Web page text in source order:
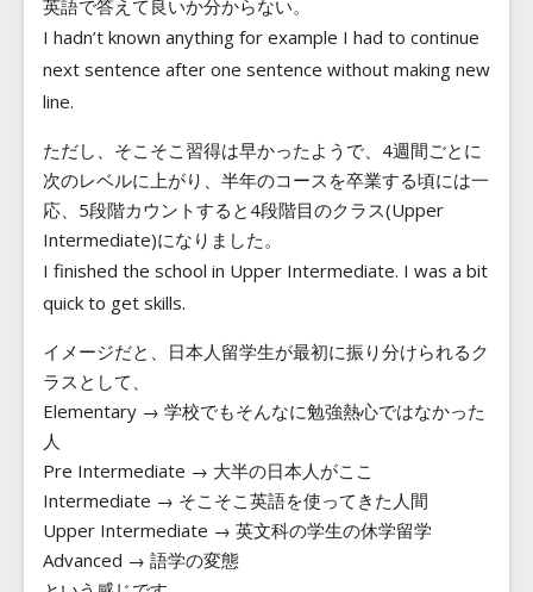
英語で答えて良いか分からない。
I hadn’t known anything for example I had to continue
next sentence after one sentence without making new
line.
ただし、そこそこ習得は早かったようで、4週間ごとに
次のレベルに上がり、半年のコースを卒業する頃には一
応、5段階カウントすると4段階目のクラス(Upper
Intermediate)になりました。
I finished the school in Upper Intermediate. I was a bit
quick to get skills.
イメージだと、日本人留学生が最初に振り分けられるク
ラスとして、
Elementary → 学校でもそんなに勉強熱心ではなかった
人
Pre Intermediate → 大半の日本人がここ
Intermediate → そこそこ英語を使ってきた人間
Upper Intermediate → 英文科の学生の休学留学
Advanced → 語学の変態